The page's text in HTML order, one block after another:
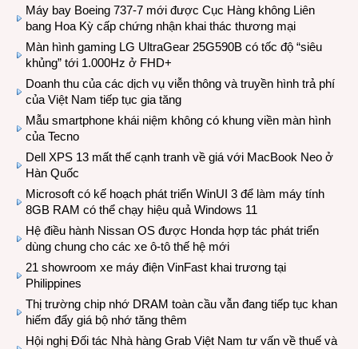
Máy bay Boeing 737-7 mới được Cục Hàng không Liên
bang Hoa Kỳ cấp chứng nhận khai thác thương mại
Màn hình gaming LG UltraGear 25G590B có tốc độ “siêu
khủng” tới 1.000Hz ở FHD+
Doanh thu của các dịch vụ viễn thông và truyền hình trả phí
của Việt Nam tiếp tục gia tăng
Mẫu smartphone khái niệm không có khung viền màn hình
của Tecno
Dell XPS 13 mất thế cạnh tranh về giá với MacBook Neo ở
Hàn Quốc
Microsoft có kế hoạch phát triển WinUI 3 để làm máy tính
8GB RAM có thể chạy hiệu quả Windows 11
Hệ điều hành Nissan OS được Honda hợp tác phát triển
dùng chung cho các xe ô-tô thế hệ mới
21 showroom xe máy điện VinFast khai trương tại
Philippines
Thị trường chip nhớ DRAM toàn cầu vẫn đang tiếp tục khan
hiếm đẩy giá bộ nhớ tăng thêm
Hội nghị Đối tác Nhà hàng Grab Việt Nam tư vấn về thuế và